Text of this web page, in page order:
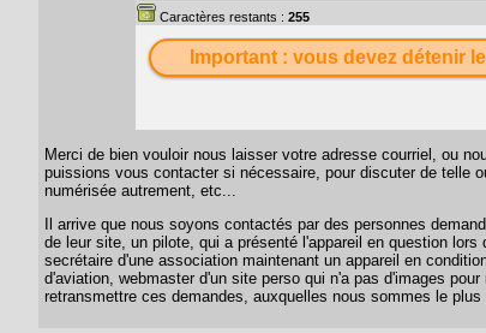
Caractères restants : 255
Important : vous devez détenir
Merci de bien vouloir nous laisser votre adresse courriel, ou
puissions vous contacter si nécessaire, pour discuter de telle
numérisée autrement, etc...
Il arrive que nous soyons contactés par des personnes
de leur site, un pilote, qui a présenté l'appareil en question
secrétaire d'une association maintenant un appareil en
d'aviation, webmaster d'un site perso qui n'a pas d'images
retransmettre ces demandes, auxquelles nous sommes le